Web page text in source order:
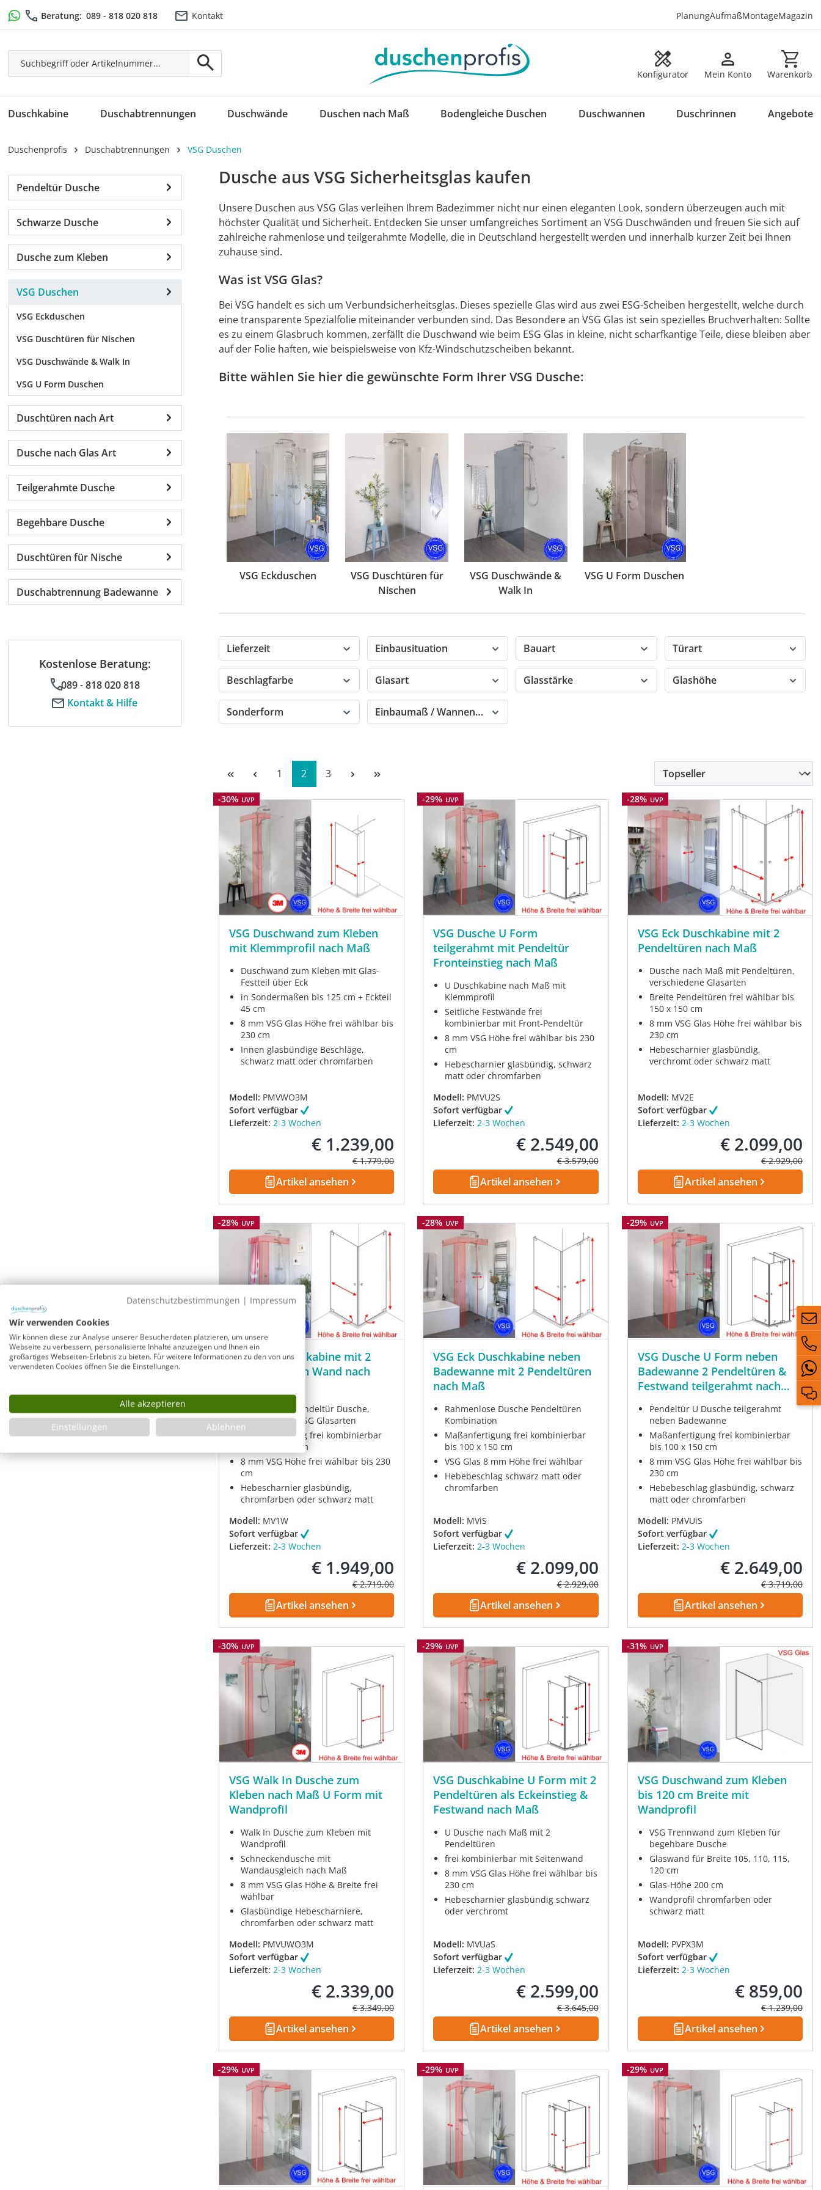
Hauptinhalt springen
Zur Suche springen
Zur Hauptnavigation springen
Beratung: 089 - 818 020 818 Kontakt PlanungAufmaßMontageMagazin
Konfigurator Mein Konto Warenkorb
Warenkorb
Duschkabine Duschabtrennungen Duschwände Duschen nach Maß Bodengleiche Duschen Duschwannen Duschrinnen Angebote
Duschenprofis Duschabtrennungen VSG Duschen
Pendeltür Dusche
Schwarze Dusche
Dusche zum Kleben
VSG Duschen
VSG Eckduschen
VSG Duschtüren für Nischen
VSG Duschwände & Walk In
VSG U Form Duschen
Duschtüren nach Art
Dusche nach Glas Art
Teilgerahmte Dusche
Begehbare Dusche
Duschtüren für Nische
Duschabtrennung Badewanne
Kostenlose Beratung:
089 - 818 020 818
Kontakt & Hilfe
Dusche aus VSG Sicherheitsglas kaufen
Unsere Duschen aus VSG Glas verleihen Ihrem Badezimmer nicht nur einen eleganten Look, sondern überzeugen auch mit
höchster Qualität und Sicherheit. Entdecken Sie unser umfangreiches Sortiment an VSG Duschwänden und freuen Sie sich auf
zahlreiche rahmenlose und teilgerahmte Modelle, die in Deutschland hergestellt werden und innerhalb kurzer Zeit bei Ihnen
zuhause sind.
Was ist VSG Glas?
Bei VSG handelt es sich um Verbundsicherheitsglas. Dieses spezielle Glas wird aus zwei ESG-Scheiben hergestellt, welche durch
eine transparente Spezialfolie miteinander verbunden sind. Das Besondere an VSG Glas ist sein spezielles Bruchverhalten: Sollte
es zu einem Glasbruch kommen, zerfällt die Duschwand wie beim ESG Glas in kleine, nicht scharfkantige Teile, diese bleiben aber
auf der Folie haften, wie beispielsweise von Kfz-Windschutzscheiben bekannt.
Bitte wählen Sie hier die gewünschte Form Ihrer VSG Dusche:
VSG Eckduschen
VSG Duschtüren für
Nischen
VSG Duschwände &
Walk In
VSG U Form Duschen
Lieferzeit Einbausituation Bauart Türart
Beschlagfarbe Glasart Glasstärke Glashöhe
Sonderform Einbaumaß / Wannenmaß
Seite
1 Seite
2 Seite
3
Rabatt
-30% UVP
VSG Duschwand zum Kleben
mit Klemmprofil nach Maß
Duschwand zum Kleben mit Glas-
Festteil über Eck
in Sondermaßen bis 125 cm + Eckteil
45 cm
8 mm VSG Glas Höhe frei wählbar bis
230 cm
Innen glasbündige Beschläge,
schwarz matt oder chromfarben
Modell: PMVWO3M
Sofort verfügbar
Lieferzeit: 2-3 Wochen
Verkaufspreis:
€ 1.239,00
Regulärer Preis:
€ 1.779,00
Artikel ansehen
Rabatt
-29% UVP
VSG Dusche U Form
teilgerahmt mit Pendeltür
Fronteinstieg nach Maß
U Duschkabine nach Maß mit
Klemmprofil
Seitliche Festwände frei
kombinierbar mit Front-Pendeltür
8 mm VSG Höhe frei wählbar bis 230
cm
Hebescharnier glasbündig, schwarz
matt oder chromfarben
Modell: PMVU2S
Sofort verfügbar
Lieferzeit: 2-3 Wochen
Verkaufspreis:
€ 2.549,00
Regulärer Preis:
€ 3.579,00
Artikel ansehen
Rabatt
-28% UVP
VSG Eck Duschkabine mit 2
Pendeltüren nach Maß
Dusche nach Maß mit Pendeltüren,
verschiedene Glasarten
Breite Pendeltüren frei wählbar bis
150 x 150 cm
8 mm VSG Glas Höhe frei wählbar bis
230 cm
Hebescharnier glasbündig,
verchromt oder schwarz matt
Modell: MV2E
Sofort verfügbar
Lieferzeit: 2-3 Wochen
Verkaufspreis:
€ 2.099,00
Regulärer
€ 2.929,00
Artikel ansehen
Rabatt
-28% UVP
VSG Eck Duschkabine mit 2
Pendeltüren an Wand nach
Rahmenlose Pendeltür Dusche,
verschiedene VSG Glasarten
Maßanfertigung frei kombinierbar
bis 100 x 100 cm
8 mm VSG Höhe frei wählbar bis 230
cm
Hebescharnier glasbündig,
chromfarben oder schwarz matt
Modell: MV1W
Sofort verfügbar
Lieferzeit: 2-3 Wochen
Verkaufspreis:
€ 1.949,00
Regulärer Preis:
€ 2.719,00
Artikel ansehen
Rabatt
-28% UVP
VSG Eck Duschkabine neben
Badewanne mit 2 Pendeltüren
nach Maß
Rahmenlose Dusche Pendeltüren
Kombination
Maßanfertigung frei kombinierbar
bis 100 x 150 cm
VSG Glas 8 mm Höhe frei wählbar
Hebebeschlag schwarz matt oder
chromfarben
Modell: MViS
Sofort verfügbar
Lieferzeit: 2-3 Wochen
Verkaufspreis:
€ 2.099,00
Regulärer Preis:
€ 2.929,00
Artikel ansehen
Rabatt
-29% UVP
VSG Dusche U Form neben
Badewanne 2 Pendeltüren &
Festwand teilgerahmt nach
Pendeltür U Dusche teilgerahmt
neben Badewanne
Maßanfertigung frei kombinierbar
bis 100 x 150 cm
8 mm VSG Glas Höhe frei wählbar bis
230 cm
Hebebeschlag glasbündig, schwarz
matt oder chromfarben
Modell: PMVUiS
Sofort verfügbar
Lieferzeit: 2-3 Wochen
Verkaufspreis:
€ 2.649,00
Regulärer
€ 3.719,00
Artikel ansehen
Rabatt
-30% UVP
VSG Walk In Dusche zum
Kleben nach Maß U Form mit
Wandprofil
Walk In Dusche zum Kleben mit
Wandprofil
Schneckendusche mit
Wandausgleich nach Maß
8 mm VSG Glas Höhe & Breite frei
wählbar
Glasbündige Hebescharniere,
chromfarben oder schwarz matt
Modell: PMVUWO3M
Sofort verfügbar
Lieferzeit: 2-3 Wochen
Verkaufspreis:
€ 2.339,00
Regulärer Preis:
€ 3.349,00
Artikel ansehen
Rabatt
-29% UVP
VSG Duschkabine U Form mit 2
Pendeltüren als Eckeinstieg &
Festwand nach Maß
U Dusche nach Maß mit 2
Pendeltüren
frei kombinierbar mit Seitenwand
8 mm VSG Glas Höhe frei wählbar bis
230 cm
Hebescharnier glasbündig schwarz
oder verchromt
Modell: MVUaS
Sofort verfügbar
Lieferzeit: 2-3 Wochen
Verkaufspreis:
€ 2.599,00
Regulärer Preis:
€ 3.645,00
Artikel ansehen
Rabatt
-31% UVP
VSG Duschwand zum Kleben
bis 120 cm Breite mit
Wandprofil
VSG Trennwand zum Kleben für
begehbare Dusche
Glaswand für Breite 105, 110, 115,
120 cm
Glas-Höhe 200 cm
Wandprofil chromfarben oder
schwarz matt
Modell: PVPX3M
Sofort verfügbar
Lieferzeit: 2-3 Wochen
Verkaufspreis:
€ 859,00
Regulärer
€ 1.239,00
Artikel ansehen
Rabatt
-29% UVP Rabatt
-29% UVP Rabatt
-29% UVP
Datenschutzbestimmungen | Impressum
Wir verwenden Cookies
Wir können diese zur Analyse unserer Besucherdaten platzieren, um unsere
Webseite zu verbessern, personalisierte Inhalte anzuzeigen und Ihnen ein
großartiges Webseiten-Erlebnis zu bieten. Für weitere Informationen zu den von uns
verwendeten Cookies öffnen Sie die Einstellungen.
Alle akzeptieren
Einstellungen
Ablehnen